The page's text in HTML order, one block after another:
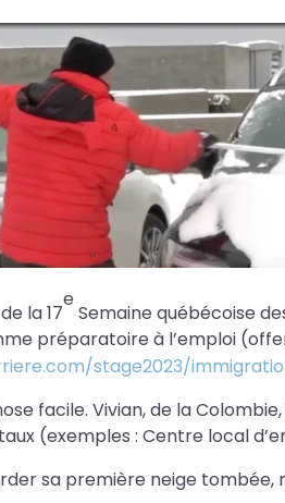
la 17
e
Semaine québécoise
préparatoire à l’emploi
stage2023/
facile. Vivian, de la
(exemples : Centre local
sa première neige